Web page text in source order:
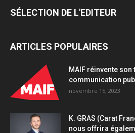
SÉLECTION DE L'EDITEUR
ARTICLES POPULAIRES
MAIF réinvente
communication
novembre 15, 2023
K. GRAS (Carat
nous offrira